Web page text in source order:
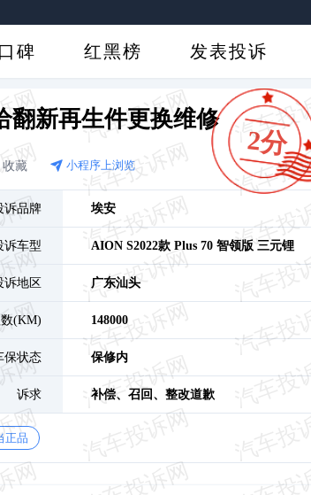
口碑 红黑榜 发表投诉
2分
翻新再生件更换维修
收藏 小程序上浏览
诉品牌 埃安
诉车型 AION S2022款 Plus 70 智领版 三元锂
诉地区 广东汕头
(KM) 148000
保状态 保修内
诉求 补偿、 召回、 整改道歉
正品